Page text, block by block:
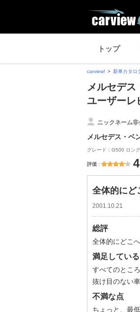
トップ
carview! 新車カタロ
メルセデ
ユーザーレ
ニックネーム非
メルセデス・ベ
グレード：G500 ロン
評価 4
全体的にど
2001.10.21
総評
全体的にどこ
満足してい
すべてのとこ
抜け目のない車
不満な点
ちょっと、最